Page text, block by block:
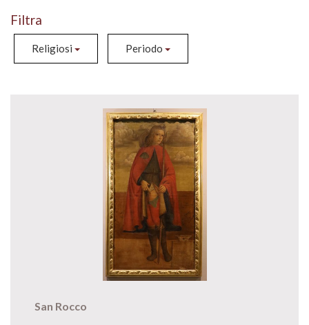
Filtra
Religiosi Periodo
San Rocco